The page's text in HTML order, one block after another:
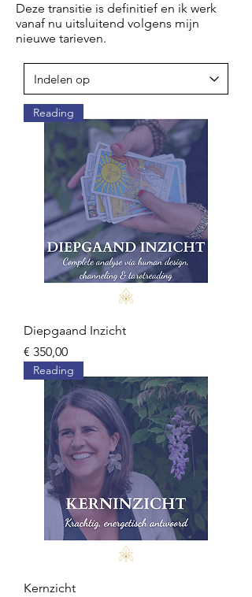
Deze transitie is definitief en ik werk
vanaf nu uitsluitend volgens mijn
nieuwe tarieven.
Reading
Diepgaand Inzicht
Prijs
€ 350,00
Reading
Kernzicht